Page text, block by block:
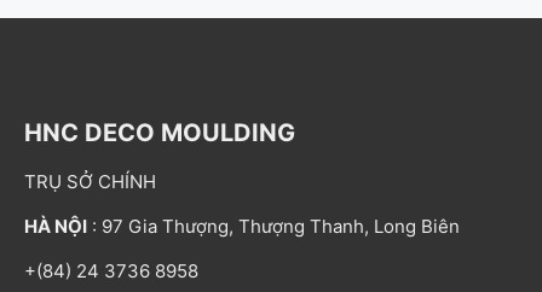
HNC DECO MOULDING
TRỤ SỞ CHÍNH
HÀ NỘI : 97 Gia Thượng, Thượng Thanh, Long Biên
+(84) 24 3736 8958